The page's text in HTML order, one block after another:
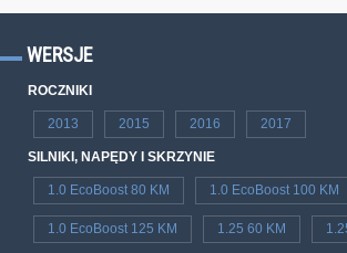
WERSJE
ROCZNIKI
2013 2015 2016 2017
SILNIKI, NAPĘDY I SKRZYNIE
1.0 EcoBoost 80 KM 1.0 EcoBoost 100 KM
1.0 EcoBoost 125 KM 1.25 60 KM